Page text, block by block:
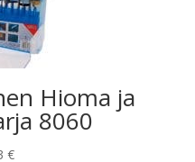
Hioma ja
8060
€